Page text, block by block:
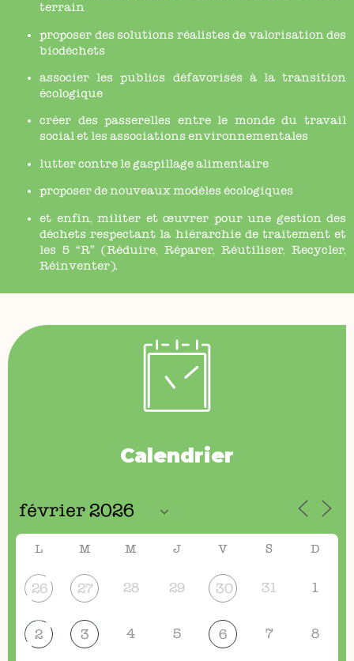
terrain
proposer des solutions réalistes de valorisation des
biodéchets
associer les publics défavorisés à la transition
écologique
créer des passerelles entre le monde du travail
social et les associations environnementales
lutter contre le gaspillage alimentaire
proposer de nouveaux modèles écologiques
et enfin, militer et œuvrer pour une gestion des
déchets respectant la hiérarchie de traitement et
les 5 “R” (Réduire, Réparer, Réutiliser, Recycler,
Réinventer).
Calendrier
L M M J V S D
26 27 28 29 30 31 1
2 3 4 5 6 7 8